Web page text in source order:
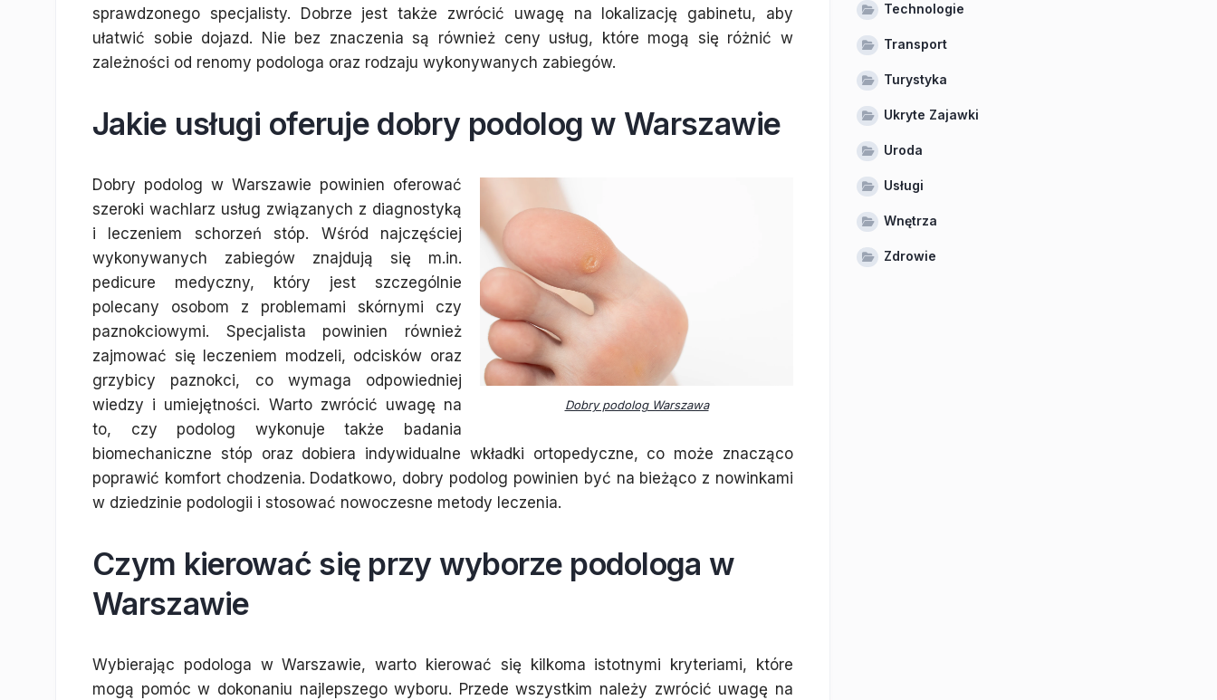
sprawdzonego specjalisty. Dobrze jest także zwrócić uwagę na lokalizację gabinetu, aby
ułatwić sobie dojazd. Nie bez znaczenia są również ceny usług, które mogą się różnić w
zależności od renomy podologa oraz rodzaju wykonywanych zabiegów.
Jakie usługi oferuje dobry podolog w Warszawie
Dobry podolog Warszawa
Dobry podolog w Warszawie powinien oferować
szeroki wachlarz usług związanych z diagnostyką
i leczeniem schorzeń stóp. Wśród najczęściej
wykonywanych zabiegów znajdują się m.in.
pedicure medyczny, który jest szczególnie
polecany osobom z problemami skórnymi czy
paznokciowymi. Specjalista powinien również
zajmować się leczeniem modzeli, odcisków oraz
grzybicy paznokci, co wymaga odpowiedniej
wiedzy i umiejętności. Warto zwrócić uwagę na
to, czy podolog wykonuje także badania
biomechaniczne stóp oraz dobiera indywidualne wkładki ortopedyczne, co może znacząco
poprawić komfort chodzenia. Dodatkowo, dobry podolog powinien być na bieżąco z nowinkami
w dziedzinie podologii i stosować nowoczesne metody leczenia.
Czym kierować się przy wyborze podologa w
Warszawie
Wybierając podologa w Warszawie, warto kierować się kilkoma istotnymi kryteriami, które
mogą pomóc w dokonaniu najlepszego wyboru. Przede wszystkim należy zwrócić uwagę na
Technologie
Transport
Turystyka
Ukryte Zajawki
Uroda
Usługi
Wnętrza
Zdrowie